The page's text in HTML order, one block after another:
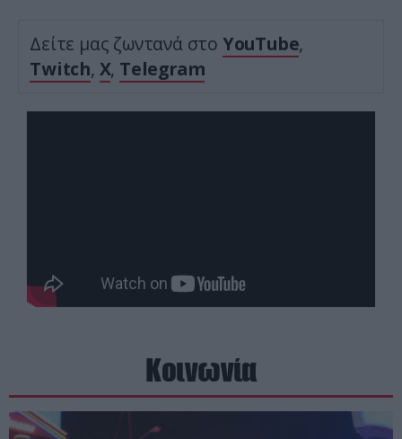
Δείτε μας ζωντανά στο YouTube,
Twitch, X, Telegram
Κοινωνία